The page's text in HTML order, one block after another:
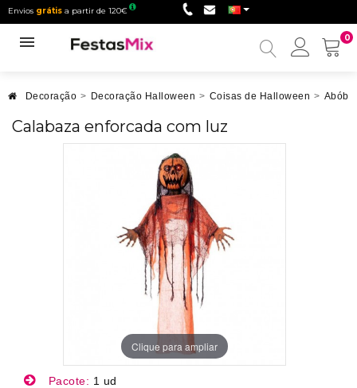
Envios grátis a partir de 120€
0
Minha
Decoração > Decoração Halloween > Coisas de Halloween >
Calabaza enforcada com luz
Clique para ampliar
Pacote: 1 ud